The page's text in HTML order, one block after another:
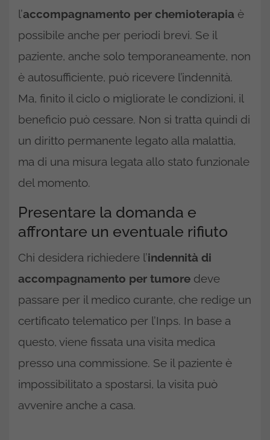
l’accompagnamento per chemioterapia è
possibile anche per periodi brevi. Se il
paziente, anche solo temporaneamente, non
è autosufficiente, può ricevere l’indennità.
Ma, finito il ciclo o migliorate le condizioni, il
beneficio può cessare. Non si tratta quindi di
un diritto permanente legato alla malattia,
ma di una misura legata allo stato funzionale
del momento.
Presentare la domanda e
affrontare un eventuale rifiuto
Chi desidera richiedere l’indennità di
accompagnamento per tumore deve
passare per il medico curante, che redige un
certificato telematico per l’Inps. In base a
questo, viene fissata una visita medica
presso una commissione. Se il paziente è
impossibilitato a spostarsi, la visita può
avvenire anche a casa.